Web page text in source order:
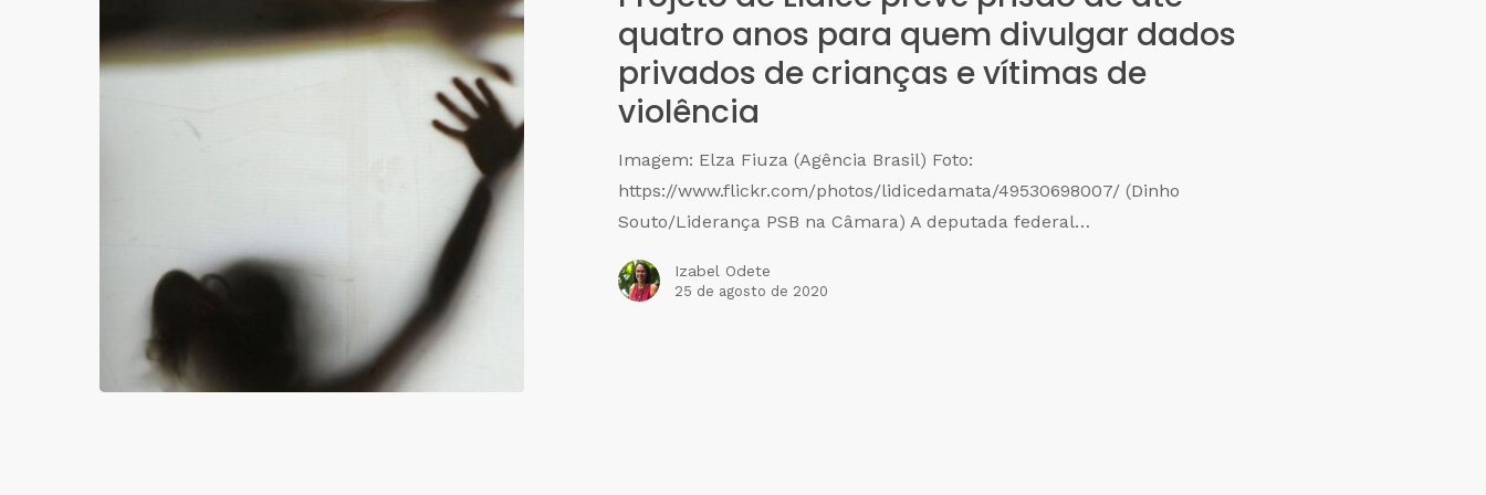
quatro anos para quem divulgar dados
privados de crianças e vítimas de
violência
Imagem: Elza Fiuza (Agência Brasil) Foto:
https://www.flickr.com/photos/lidicedamata/49530698007/ (Dinho
Souto/Liderança PSB na Câmara) A deputada federal…
Izabel Odete
25 de agosto de 2020